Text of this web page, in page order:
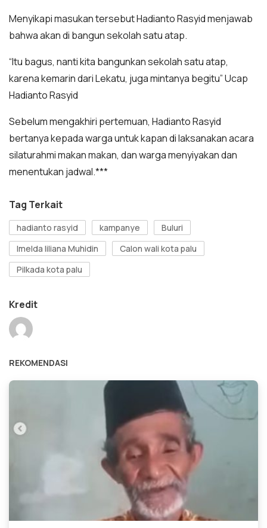
Menyikapi masukan tersebut Hadianto Rasyid menjawab
bahwa akan di bangun sekolah satu atap.
“Itu bagus, nanti kita bangunkan sekolah satu atap,
karena kemarin dari Lekatu, juga mintanya begitu” Ucap
Hadianto Rasyid
Sebelum mengakhiri pertemuan, Hadianto Rasyid
bertanya kepada warga untuk kapan di laksanakan acara
silaturahmi makan makan, dan warga menyiyakan dan
menentukan jadwal.***
Tag Terkait
hadianto rasyid kampanye
Buluri
Imelda liliana Muhidin
Calon wali kota palu
Pilkada kota palu
Kredit
REKOMENDASI